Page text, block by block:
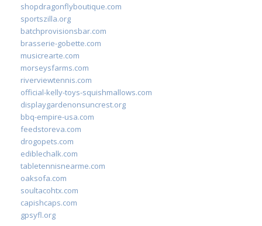
shopdragonflyboutique.com
sportszilla.org
batchprovisionsbar.com
brasserie-gobette.com
musicrearte.com
morseysfarms.com
riverviewtennis.com
official-kelly-toys-squishmallows.com
displaygardenonsuncrest.org
bbq-empire-usa.com
feedstoreva.com
drogopets.com
ediblechalk.com
tabletennisnearme.com
oaksofa.com
soultacohtx.com
capishcaps.com
gpsyfl.org